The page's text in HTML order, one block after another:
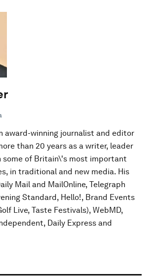
award-winning journalist and editor
than 20 years as a writer, leader
some of Britain\'s most important
in traditional and new media. His
Mail and MailOnline, Telegraph
Standard, Hello!, Brand Events
Live, Taste Festivals), WebMD,
Daily Express and